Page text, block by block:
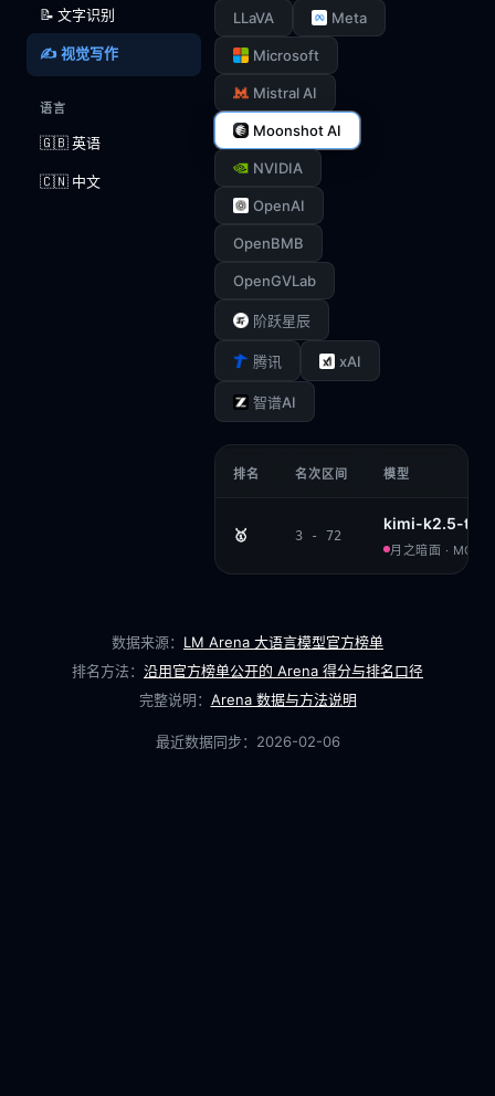
📝 文字识别
✍️ 视觉写作
语言
🇬🇧 英语
🇨🇳 中文
LLaVA Meta
Microsoft
Mistral AI
Moonshot AI
NVIDIA
OpenAI
OpenBMB
OpenGVLab
阶跃星辰
腾讯 xAI
智谱AI
排名 名次区间 模型
🥇 3 - 72
kimi-k2.5-
月之暗面 ·
数据来源： LM Arena 大语言模型官方榜单
排名方法： 沿用官方榜单公开的 Arena 得分与排名口径
完整说明： Arena 数据与方法说明
最近数据同步： 2026-02-06